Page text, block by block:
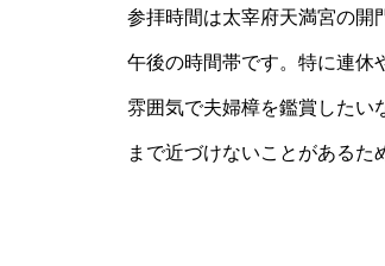
参拝時間は太宰府天満宮の開
午後の時間帯です。特に連休
雰囲気で夫婦樟を鑑賞したい
まで近づけないことがあるた